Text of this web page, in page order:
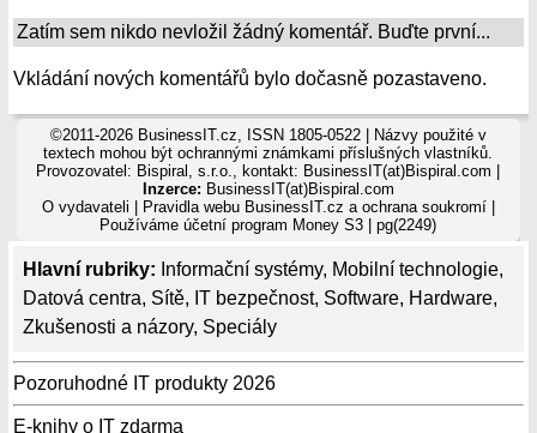
Hlavní rubriky: Informační systémy, Mobilní technologie,
Datová centra, Sítě, IT bezpečnost, Software, Hardware,
Zkušenosti a názory, Speciály
Pozoruhodné IT produkty 2026
E-knihy o IT zdarma
Zatím sem nikdo nevložil žádný komentář. Buďte první...
Vkládání nových komentářů bylo dočasně pozastaveno.
©2011-2026 BusinessIT.cz, ISSN 1805-0522 | Názvy použité v
textech mohou být ochrannými známkami příslušných vlastníků.
Provozovatel: Bispiral, s.r.o., kontakt: BusinessIT(at)Bispiral.com |
Inzerce: BusinessIT(at)Bispiral.com
O vydavateli
Pravidla webu BusinessIT.cz a ochrana soukromí|
Používámeúčetní program Money S3 | pg(2249)